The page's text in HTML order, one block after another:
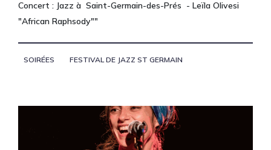
Concert : Jazz à Saint-Germain-des-Prés - Leïla Olivesi
"African Raphsody""
SOIRÉES FESTIVAL DE JAZZ ST GERMAIN